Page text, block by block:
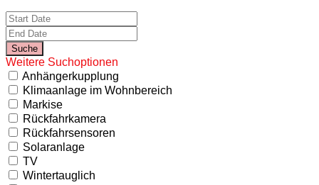
Weitere Suchoptionen
Anhängerkupplung
Klimaanlage im Wohnbereich
Markise
Rückfahrkamera
Rückfahrsensoren
Solaranlage
TV
Wintertauglich